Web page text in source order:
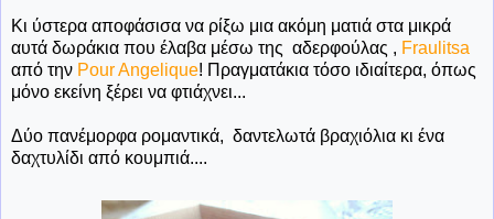
Κι ύστερα αποφάσισα να ρίξω μια ακόμη ματιά στα μικρά
αυτά δωράκια που έλαβα μέσω της αδερφούλας , Fraulitsa
από την Pour Angelique! Πραγματάκια τόσο ιδιαίτερα, όπως
μόνο εκείνη ξέρει να φτιάχνει...
Δύο πανέμορφα ρομαντικά, δαντελωτά βραχιόλια κι ένα
δαχτυλίδι από κουμπιά....